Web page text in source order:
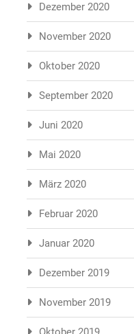
Dezember 2020
November 2020
Oktober 2020
September 2020
Juni 2020
Mai 2020
März 2020
Februar 2020
Januar 2020
Dezember 2019
November 2019